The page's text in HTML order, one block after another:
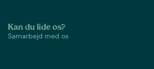
Kan du lide os?
Samarbejd med os